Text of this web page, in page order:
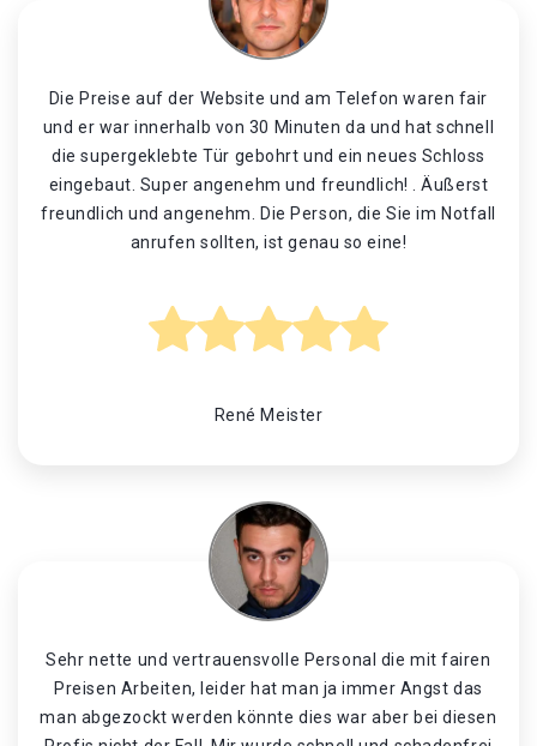
Die Preise auf der Website und am Telefon waren fair
und er war innerhalb von 30 Minuten da und hat schnell
die supergeklebte Tür gebohrt und ein neues Schloss
eingebaut. Super angenehm und freundlich! . Äußerst
freundlich und angenehm. Die Person, die Sie im Notfall
anrufen sollten, ist genau so eine!
René Meister
Sehr nette und vertrauensvolle Personal die mit fairen
Preisen Arbeiten, leider hat man ja immer Angst das
man abgezockt werden könnte dies war aber bei diesen